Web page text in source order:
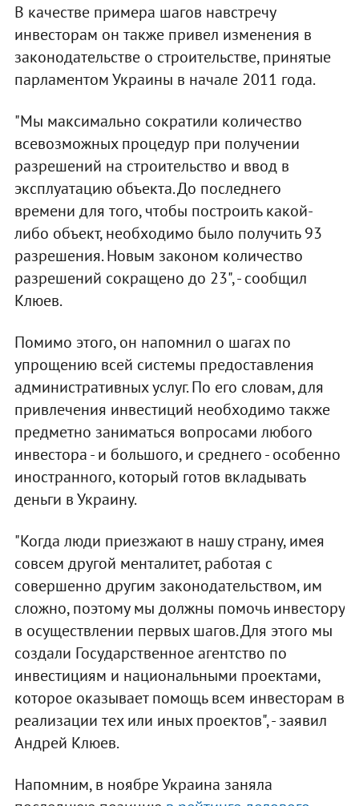
В качестве примера шагов навстречу
инвесторам он также привел изменения в
законодательстве о строительстве, принятые
парламентом Украины в начале 2011 года.
"Мы максимально сократили количество
всевозможных процедур при получении
разрешений на строительство и ввод в
эксплуатацию объекта. До последнего
времени для того, чтобы построить какой-
либо объект, необходимо было получить 93
разрешения. Новым законом количество
разрешений сокращено до 23", - сообщил
Клюев.
Помимо этого, он напомнил о шагах по
упрощению всей системы предоставления
административных услуг. По его словам, для
привлечения инвестиций необходимо также
предметно заниматься вопросами любого
инвестора - и большого, и среднего - особенно
иностранного, который готов вкладывать
деньги в Украину.
"Когда люди приезжают в нашу страну, имея
совсем другой менталитет, работая с
совершенно другим законодательством, им
сложно, поэтому мы должны помочь инвестору
в осуществлении первых шагов. Для этого мы
создали Государственное агентство по
инвестициям и национальными проектами,
которое оказывает помощь всем инвесторам в
реализации тех или иных проектов", - заявил
Андрей Клюев.
Напомним, в ноябре Украина заняла